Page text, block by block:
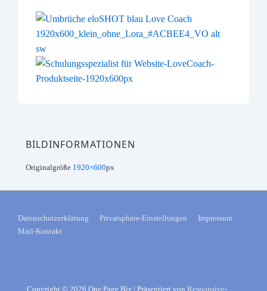
BILDINFORMATIONEN
Originalgröße 1920×600px
FOOTER-
Datenschutzerklärung Privatsphäre-Einstellungen
Impressum
Mail-Kontakt
Copyright © 2026 One Page Biz | Präsentiert von Responsive-